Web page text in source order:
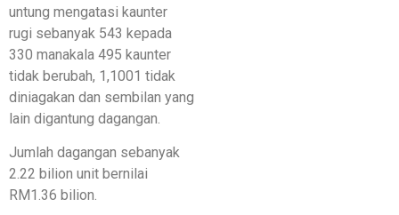
untung mengatasi kaunter
rugi sebanyak 543 kepada
330 manakala 495 kaunter
tidak berubah, 1,1001 tidak
diniagakan dan sembilan yang
lain digantung dagangan.
Jumlah dagangan sebanyak
2.22 bilion unit bernilai
RM1.36 bilion.